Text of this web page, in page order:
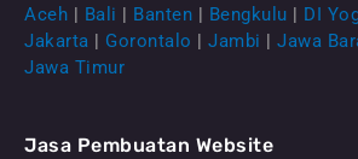
Aceh | Bali | Banten | Bengkulu | DI
Jakarta | Gorontalo | Jambi | Jawa
Jawa Timur
Jasa Pembuatan Website